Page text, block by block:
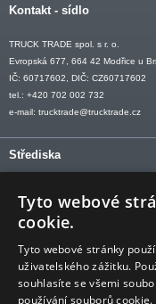
Kontakt - sídlo
TRUCK TRADE spol. s r. o.
Evropská 677, 664 42 Modřice u
IČ: 60717602, DIČ: CZ60717602
tel.: +420 702 002 732
e-mail: trucktrade@trucktrade.cz
Střediska
OSTRAVA tel: +420 602 547 882
OTROKOVICE tel: +420 577 110
Sledujte nás
Tyto webové
cookie.
Tyto webové stránky
uživatelského zážitku.
souhlasíte se všemi
používání souborů cookie.